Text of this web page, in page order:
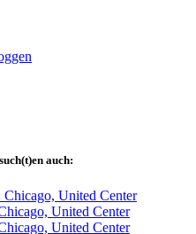
auch:
Chicago, United Center
United Center
United Center